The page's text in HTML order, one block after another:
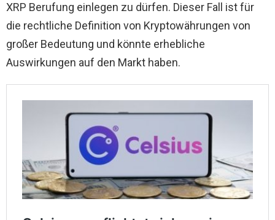
XRP Berufung einlegen zu dürfen. Dieser Fall ist für
die rechtliche Definition von Kryptowährungen von
großer Bedeutung und könnte erhebliche
Auswirkungen auf den Markt haben.